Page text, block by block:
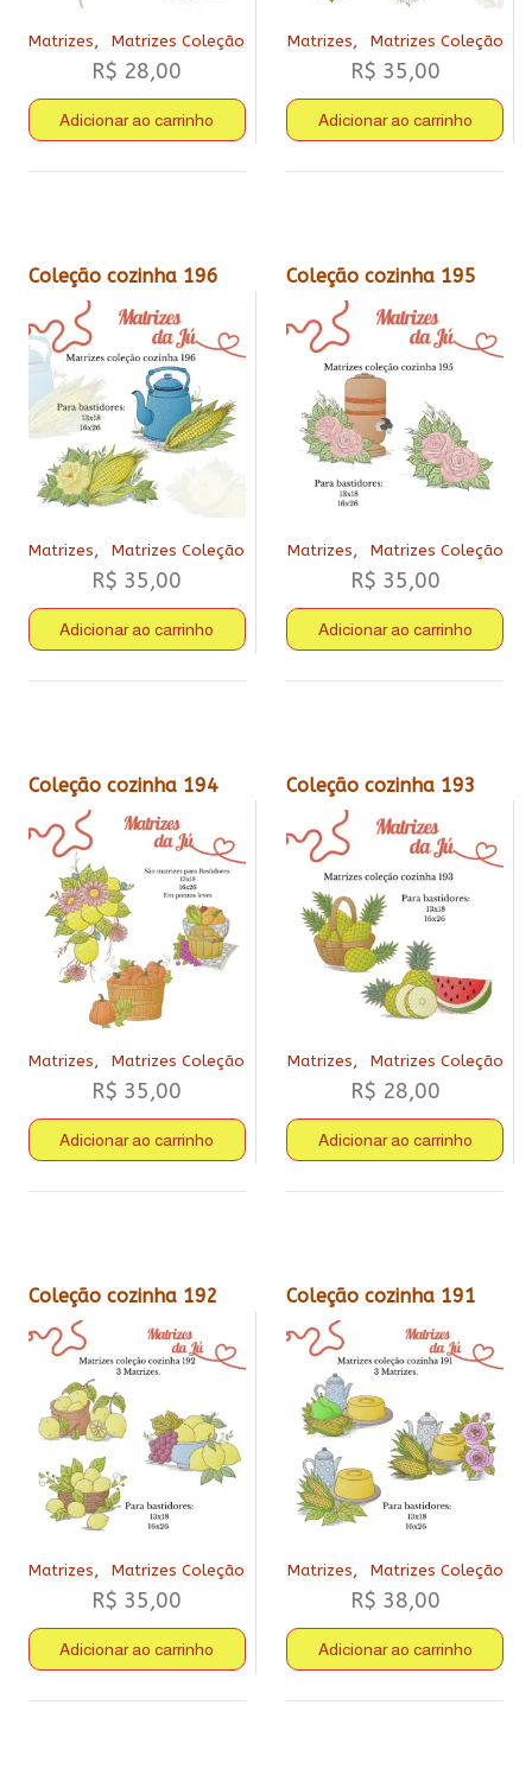
Matrizes, Matrizes Coleção
R$ 28,00
Adicionar ao carrinho
Matrizes, Matrizes Coleção
R$ 35,00
Adicionar ao carrinho
Coleção cozinha 196
Matrizes, Matrizes Coleção
R$ 35,00
Adicionar ao carrinho
Coleção cozinha 195
Matrizes, Matrizes Coleção
R$ 35,00
Adicionar ao carrinho
Coleção cozinha 194
Matrizes, Matrizes Coleção
R$ 35,00
Adicionar ao carrinho
Coleção cozinha 193
Matrizes, Matrizes Coleção
R$ 28,00
Adicionar ao carrinho
Coleção cozinha 192
Matrizes, Matrizes Coleção
R$ 35,00
Adicionar ao carrinho
Coleção cozinha 191
Matrizes, Matrizes Coleção
R$ 38,00
Adicionar ao carrinho